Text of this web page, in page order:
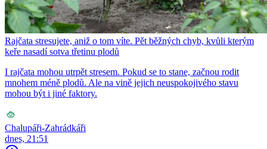
Rajčata stresujete, aniž o tom víte. Pět běžných chyb, kvůli kterým
keře nasadí sotva třetinu plodů
I rajčata mohou utrpět stresem. Pokud se to stane, začnou rodit
mnohem méně plodů. Ale na vině jejich neuspokojivého stavu
mohou být i jiné faktory.
Chalupáři-Zahrádkáři
dnes, 21:51